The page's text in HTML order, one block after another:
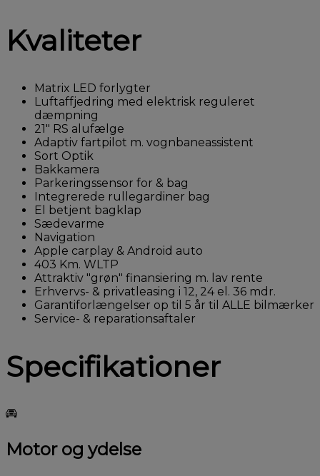
Kvaliteter
Matrix LED forlygter
Luftaffjedring med elektrisk reguleret
dæmpning
21" RS alufælge
Adaptiv fartpilot m. vognbaneassistent
Sort Optik
Bakkamera
Parkeringssensor for & bag
Integrerede rullegardiner bag
El betjent bagklap
Sædevarme
Navigation
Apple carplay & Android auto
403 Km. WLTP
Attraktiv "grøn" finansiering m. lav rente
Erhvervs- & privatleasing i 12, 24 el. 36 mdr.
Garantiforlængelser op til 5 år til ALLE bilmærker
Service- & reparationsaftaler
Specifikationer
Motor og ydelse